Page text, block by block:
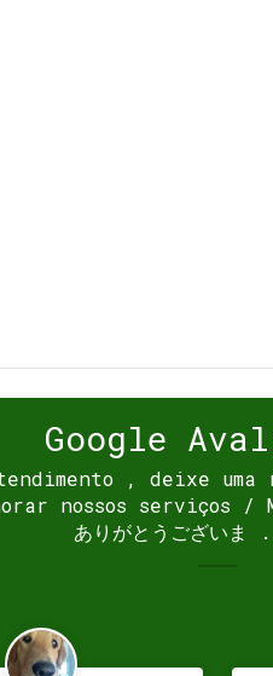
Google
, deixe
nossos serviços /
ありがとうございま